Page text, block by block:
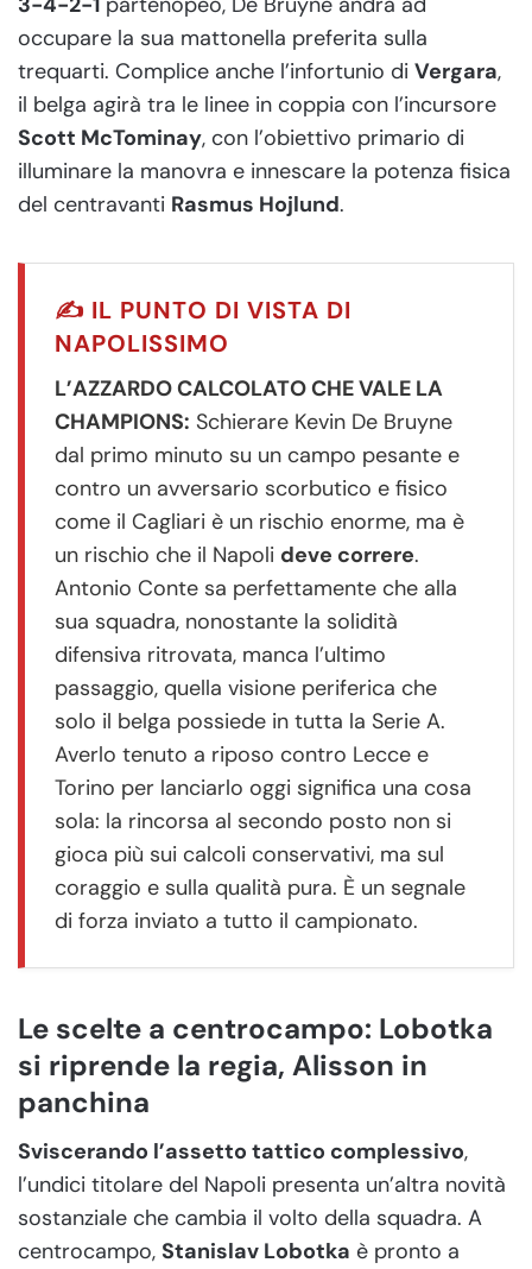
occupare la sua mattonella preferita sulla
trequarti. Complice anche l’infortunio di Vergara,
il belga agirà tra le linee in coppia con l’incursore
Scott McTominay, con l’obiettivo primario di
illuminare la manovra e innescare la potenza fisica
del centravanti Rasmus Hojlund.
✍️ IL PUNTO DI VISTA DI
NAPOLISSIMO
L’AZZARDO CALCOLATO CHE VALE LA
CHAMPIONS: Schierare Kevin De Bruyne
dal primo minuto su un campo pesante e
contro un avversario scorbutico e fisico
come il Cagliari è un rischio enorme, ma è
un rischio che il Napoli deve correre.
Antonio Conte sa perfettamente che alla
sua squadra, nonostante la solidità
difensiva ritrovata, manca l’ultimo
passaggio, quella visione periferica che
solo il belga possiede in tutta la Serie A.
Averlo tenuto a riposo contro Lecce e
Torino per lanciarlo oggi significa una cosa
sola: la rincorsa al secondo posto non si
gioca più sui calcoli conservativi, ma sul
coraggio e sulla qualità pura. È un segnale
di forza inviato a tutto il campionato.
Le scelte a centrocampo: Lobotka
si riprende la regia, Alisson in
panchina
Sviscerando l’assetto tattico complessivo,
l’undici titolare del Napoli presenta un’altra novità
sostanziale che cambia il volto della squadra. A
centrocampo, Stanislav Lobotka è pronto a